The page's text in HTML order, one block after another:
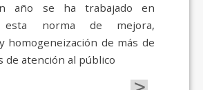
año se ha trabajado en
esta norma de mejora,
homogeneización de más de
de atención al público